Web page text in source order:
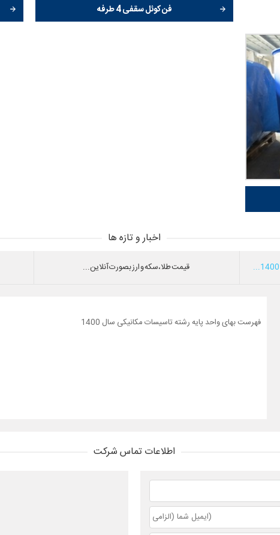
فن کوئل سقفی 4 طرفه
اخبار و تازه ها
قیمت طلا،سکه و ارز بصورت آنلاین...
فهرست بهای واحد پایه رشته تاسیسات مکانیکی سال 1400
اطلاعات تماس شرکت